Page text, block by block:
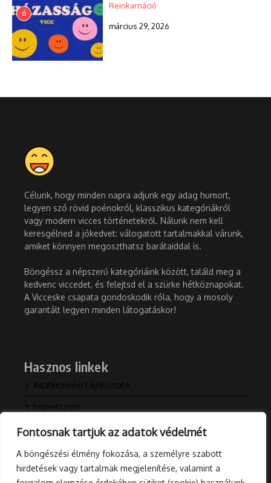
Fontosnak tartjuk az adatok védelmét
A böngészési élmény fokozása, a személyre szabott
hirdetések vagy tartalmak megjelenítése, valamint a
6
Reinkarnáció
március 29, 2026
Célunk, hogy minden napra adjunk egy adag humort,
legyen szó rövid poénokról, klasszikus kategóriákról
vagy modern vicces történetekről. Nálunk nem kell
keresgélned a jókedvet: válogatott tartalmakkal várunk,
amiket könnyen megoszthatsz barátaiddal is.
Böngéssz a népszerű kategóriáink között, találd meg a
kedvenc viccedet, és felejtsd el a szürke hétköznapokat.
A Vicceske csapata gondoskodik róla, hogy a mosoly
garantált legyen minden látogatáskor!
Hasznos linkek
Adatkezelési tájékoztató
Impresszum
Kapcsolat
Rólunk
Blog